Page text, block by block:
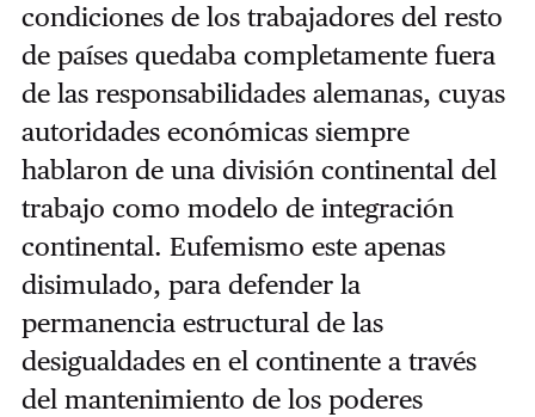
condiciones de los trabajadores del resto
de países quedaba completamente fuera
de las responsabilidades alemanas, cuyas
autoridades económicas siempre
hablaron de una división continental del
trabajo como modelo de integración
continental. Eufemismo este apenas
disimulado, para defender la
permanencia estructural de las
desigualdades en el continente a través
del mantenimiento de los poderes